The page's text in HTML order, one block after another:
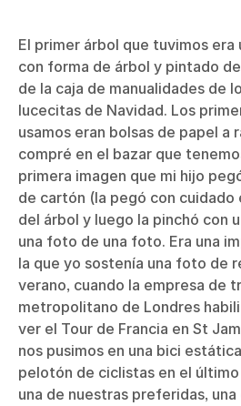
El primer árbol que tuvimos
con forma de árbol y pintado
de la caja de manualidades de
lucecitas de Navidad. Los
usamos eran bolsas de papel a
compré en el bazar que
primera imagen que mi hijo
de cartón (la pegó con
del árbol y luego la pinchó con
una foto de una foto. Era una
la que yo sostenía una foto de
verano, cuando la empresa de
metropolitano de Londres
ver el Tour de Francia en St
nos pusimos en una bici
pelotón de ciclistas en el
una de nuestras preferidas,